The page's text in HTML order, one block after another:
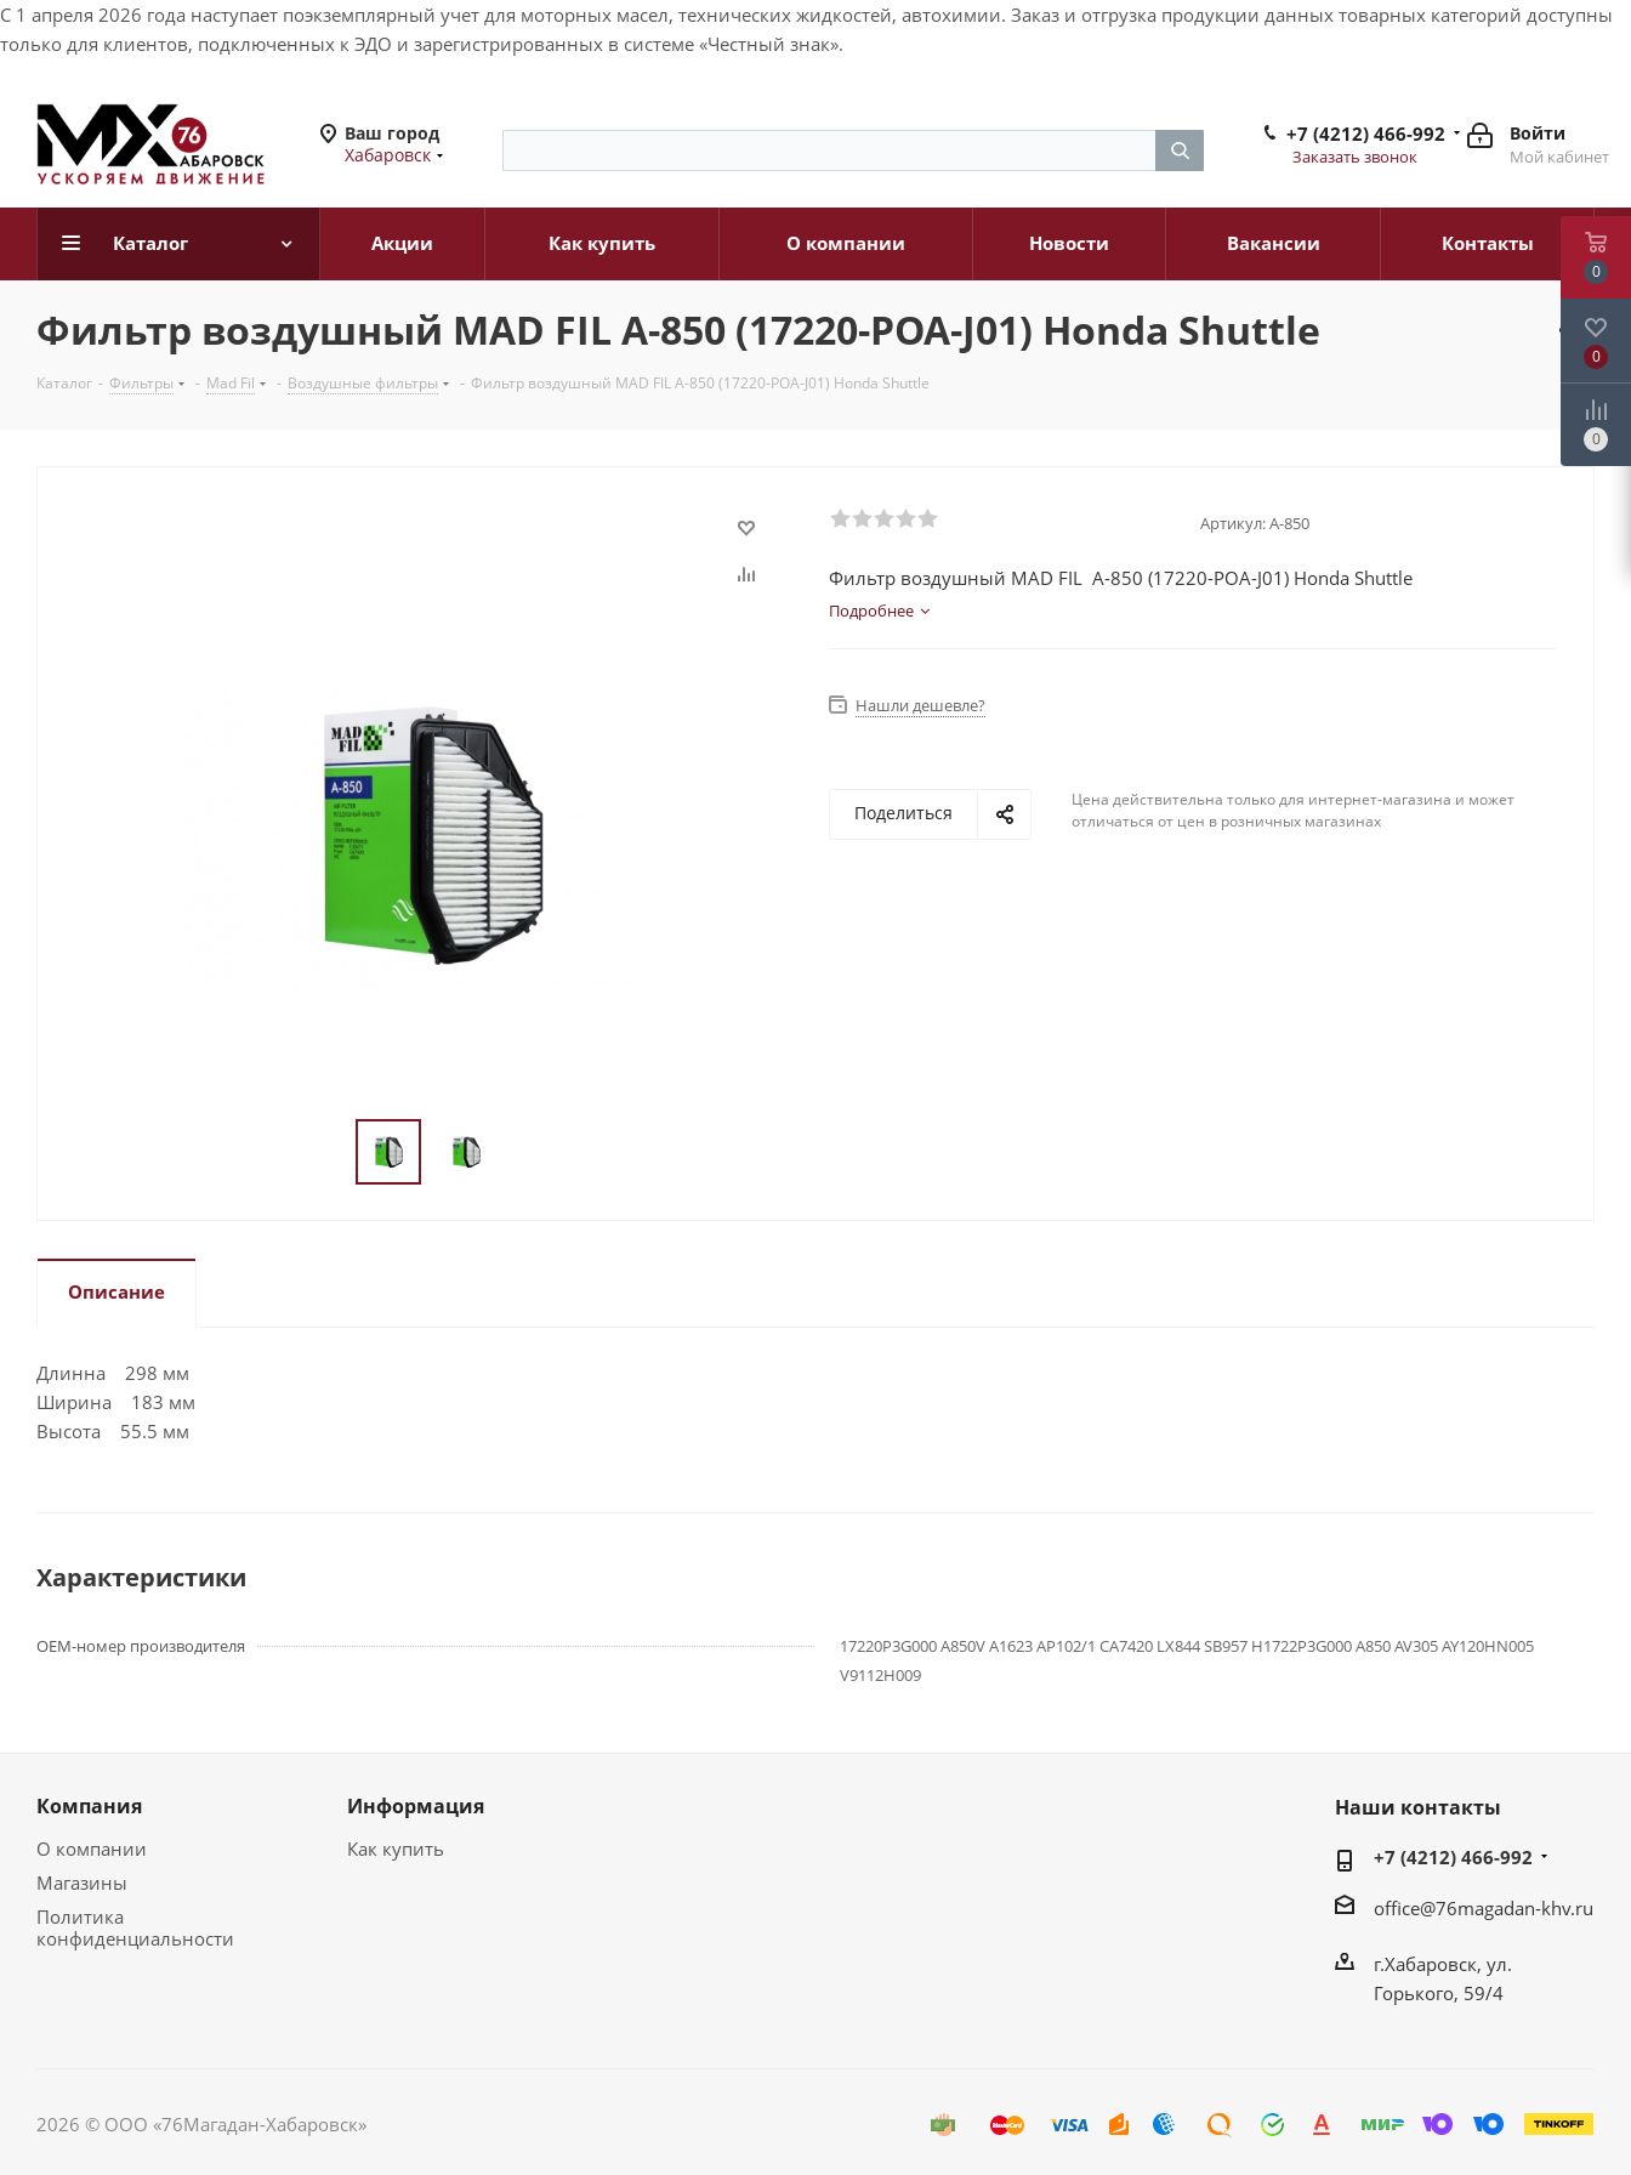
С 1 апреля 2026 года наступает поэкземплярный учет для моторных масел, технических жидкостей, автохимии. Заказ и отгрузка продукции данных товарных категорий доступны
только для клиентов, подключенных к ЭДО и зарегистрированных в системе «Честный знак».
Ваш город
Хабаровск
Войти
Мой кабинет
+7 (4212) 466-992
Заказать звонок
Каталог Акции Как купить О компании Новости Вакансии Контакты
Фильтр воздушный MAD FIL A-850 (17220-POA-J01) Honda Shuttle
Каталог - Фильтры - Mad Fil - Воздушные фильтры - Фильтр воздушный MAD FIL A-850 (17220-POA-J01) Honda Shuttle
Артикул:A-850
Фильтр воздушный MAD FIL A-850 (17220-POA-J01) Honda Shuttle
Подробнее
Нашли дешевле?
Поделиться
Цена действительна только для интернет-магазина и может
отличаться от цен в розничных магазинах
Описание
Длинна 298 мм
Ширина 183 мм
Высота 55.5 мм
Характеристики
OEM-номер производителя
17220P3G000 A850V A1623 AP102/1 CA7420 LX844 SB957 H1722P3G000 A850 AV305 AY120HN005
V9112H009
Компания
О компании
Магазины
Политика
конфиденциальности
Информация
Как купить
Наши контакты
+7 (4212) 466-992
office@76magadan-khv.ru
г.Хабаровск, ул.
Горького, 59/4
2026 © ООО «76Магадан-Хабаровск»
0
0
0